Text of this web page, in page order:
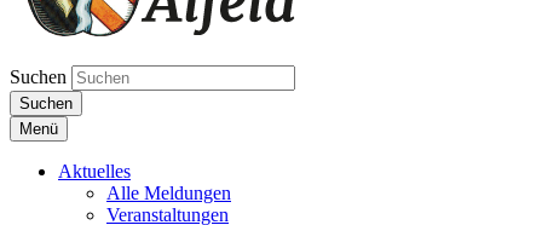
Suchen
Suchen
Menü
Aktuelles
Alle Meldungen
Veranstaltungen